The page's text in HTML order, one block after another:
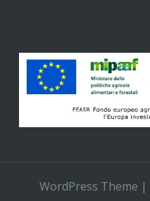
WordPress Theme |